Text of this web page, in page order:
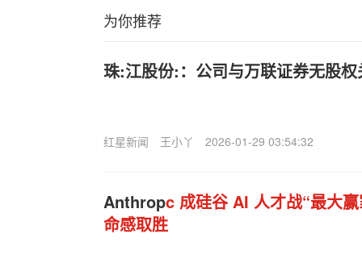
为你推荐
珠:江股份:：公司与万联证券无股权
红星新闻 王小丫 2026-01-29 03:54:32
Anthropc 成硅谷 AI 人才战“最大
命感取胜